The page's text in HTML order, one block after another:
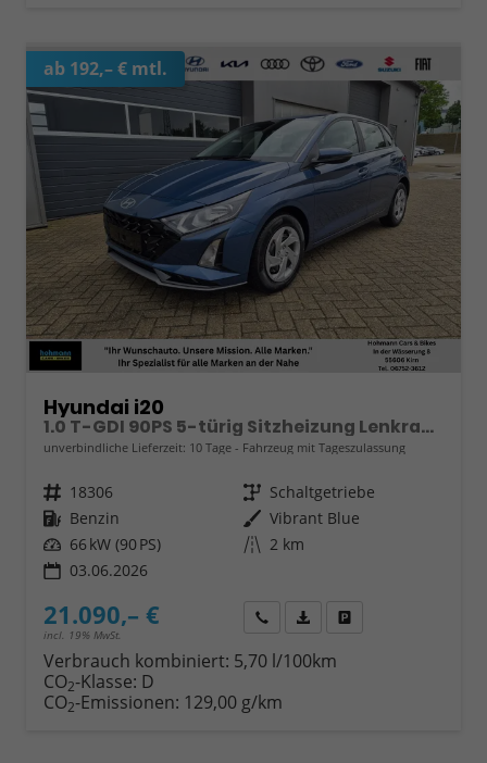
ab 192,– € mtl.
Hyundai i20
1.0 T-GDI 90PS 5-türig Sitzheizung Lenkradheizung Rückf.Kamera PDC Klima Apple CarPlay Android Auto Tempomat Touchscreen
unverbindliche Lieferzeit: 10 Tage Fahrzeug mit Tageszulassung
Fahrzeugnr. 18306 Getriebe Schaltgetriebe
Kraftstoff Benzin Außenfarbe Vibrant Blue
Leistung 66 kW (90 PS) Kilometerstand 2 km
03.06.2026
21.090,– €
incl. 19% MwSt.
Wir rufen Sie anFahrzeugexposé (PDF)
Verbrauch kombiniert: 5,70 l/100km
CO2-Klasse: D
CO2-Emissionen: 129,00 g/km